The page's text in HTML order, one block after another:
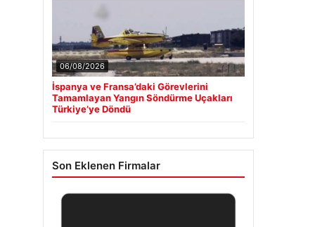
06/08/2026
İspanya ve Fransa’daki Görevlerini
Tamamlayan Yangın Söndürme Uçakları
Türkiye’ye Döndü
Son Eklenen Firmalar